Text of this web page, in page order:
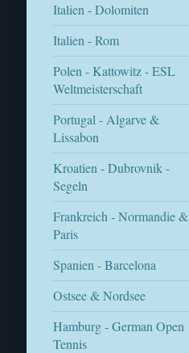
Italien - Dolomiten
Italien - Rom
Polen - Kattowitz - ESL
Weltmeisterschaft
Portugal - Algarve &
Lissabon
Kroatien - Dubrovnik -
Segeln
Frankreich - Normandie &
Paris
Spanien - Barcelona
Ostsee & Nordsee
Hamburg - German Open
Tennis